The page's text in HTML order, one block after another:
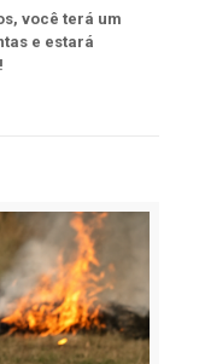
você terá um
e estará